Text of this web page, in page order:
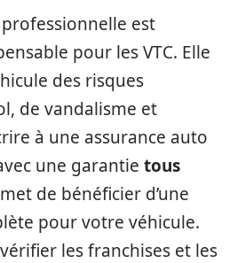
professionnelle est
pour les VTC. Elle
des risques
de vandalisme et
à une assurance auto
une garantie tous
de bénéficier d’une
pour votre véhicule.
les franchises et les